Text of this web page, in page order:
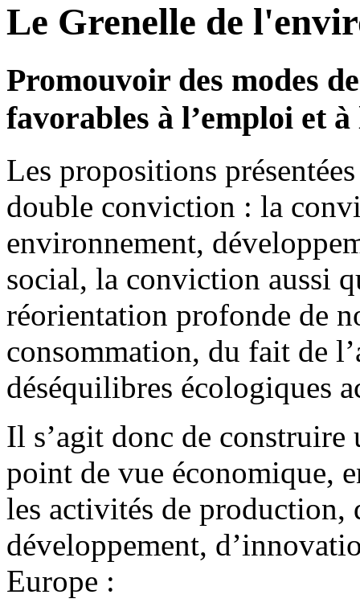
Le Grenelle de
Promouvoir des modes
favorables à l’emploi et
Les propositions
double conviction : la
environnement,
social, la conviction aussi
réorientation profonde de
consommation, du fait de
déséquilibres écologiques
Il s’agit donc de
point de vue économique,
les activités de production,
développement,
Europe :